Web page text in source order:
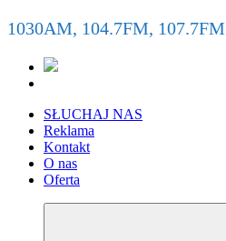
1030AM, 104.7FM, 107.7FM
SŁUCHAJ NAS
Reklama
Kontakt
O nas
Oferta